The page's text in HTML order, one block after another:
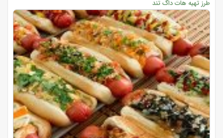
طرز تهیه هات داگ تند